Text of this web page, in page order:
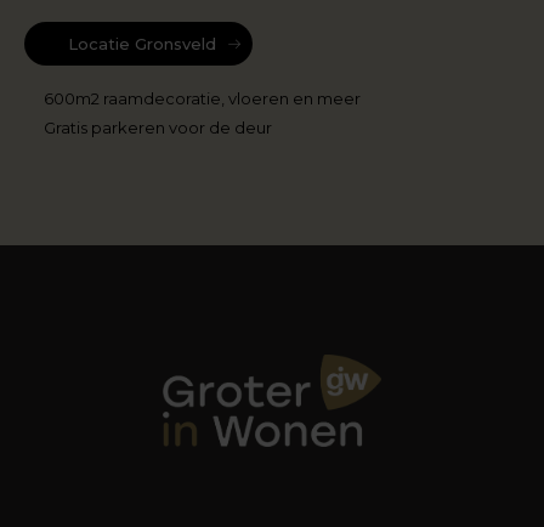
Locatie Gronsveld
600m2 raamdecoratie, vloeren en meer
Gratis parkeren voor de deur